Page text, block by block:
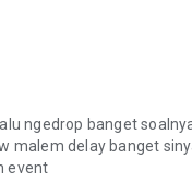
ngedrop banget
malem delay banget
event